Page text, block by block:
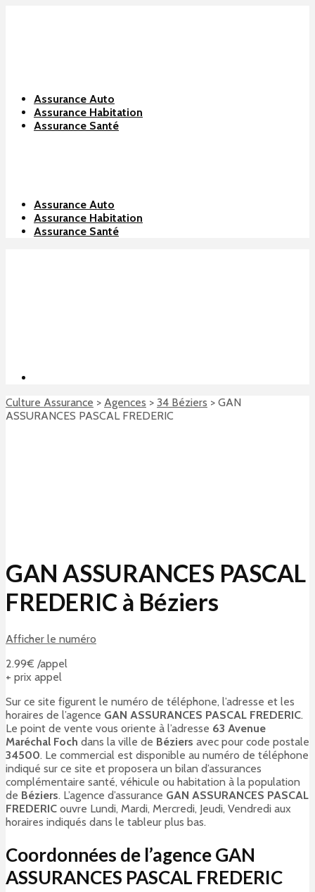
Assurance Auto
Assurance Habitation
Assurance Santé
Assurance Auto
Assurance Habitation
Assurance Santé
Culture Assurance > Agences > 34 Béziers > GAN
ASSURANCES PASCAL FREDERIC
GAN ASSURANCES PASCAL
FREDERIC à Béziers
Afficher le numéro
2.99€ /appel
+ prix appel
Sur ce site figurent le numéro de téléphone, l’adresse et les
horaires de l’agence GAN ASSURANCES PASCAL FREDERIC.
Le point de vente vous oriente à l’adresse 63 Avenue
Maréchal Foch dans la ville de Béziers avec pour code postale
34500. Le commercial est disponible au numéro de téléphone
indiqué sur ce site et proposera un bilan d’assurances
complémentaire santé, véhicule ou habitation à la population
de Béziers. L’agence d’assurance GAN ASSURANCES PASCAL
FREDERIC ouvre Lundi, Mardi, Mercredi, Jeudi, Vendredi aux
horaires indiqués dans le tableur plus bas.
Coordonnées de l’agence GAN
ASSURANCES PASCAL FREDERIC